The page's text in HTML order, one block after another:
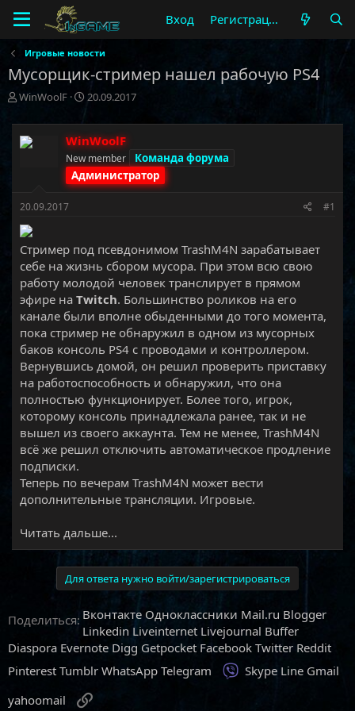
Вход Регистрация
Игровые новости
Мусорщик-стример нашел рабочую PS4
А
т
о
р
ы
WinWoolF
Д
т
а
н
а
ч
20.09.2017
WinWoolF
New member
Команда форума
Администратор
20.09.2017 #1
Стример под псевдонимом TrashM4N зарабатывает
себе на жизнь сбором мусора. При этом всю свою
работу молодой человек транслирует в прямом
эфире на Twitch. Большинство роликов на его
канале были вполне обыденными до того момента,
пока стример не обнаружил в одном из мусорных
баков консоль PS4 с проводами и контроллером.
Вернувшись домой, он решил проверить приставку
на работоспособность и обнаружил, что она
полностью функционирует. Более того, игрок,
которому консоль принадлежала ранее, так и не
вышел из своего аккаунта. Тем не менее, TrashM4N
всё же решил отключить автоматическое продление
подписки.
Теперь по вечерам TrashM4N может вести
дополнительные трансляции. Игровые.​
Читать дальше...
Для ответа нужно войти/зарегистрироваться
Поделиться: Вконтакте Одноклассники Mail.ru Blogger
Linkedin Liveinternet Livejournal Buffer
Diaspora Evernote Digg Getpocket Facebook Twitter Reddit
Pinterest Tumblr WhatsApp Telegram Viber
Skype Line Gmail
yahoomail